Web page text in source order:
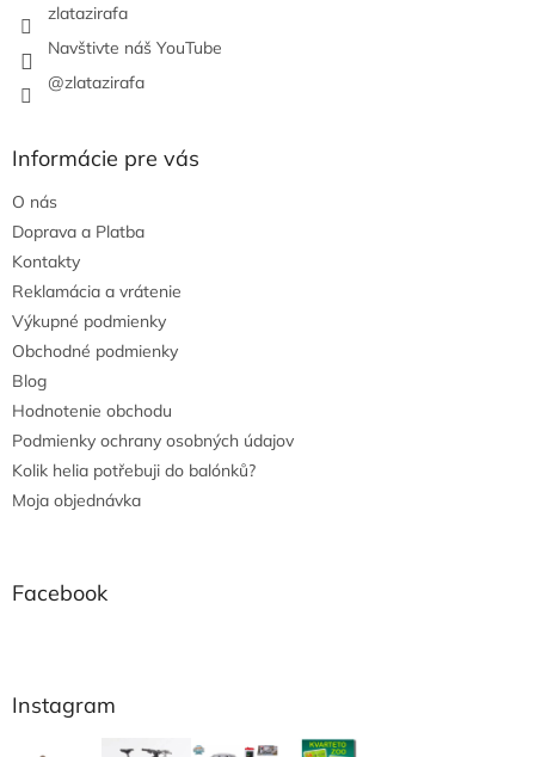
zlatazirafa
Navštivte náš YouTube
@zlatazirafa
Informácie pre vás
O nás
Doprava a Platba
Kontakty
Reklamácia a vrátenie
Výkupné podmienky
Obchodné podmienky
Blog
Hodnotenie obchodu
Podmienky ochrany osobných údajov
Kolik helia potřebuji do balónků?
Moja objednávka
Facebook
Instagram